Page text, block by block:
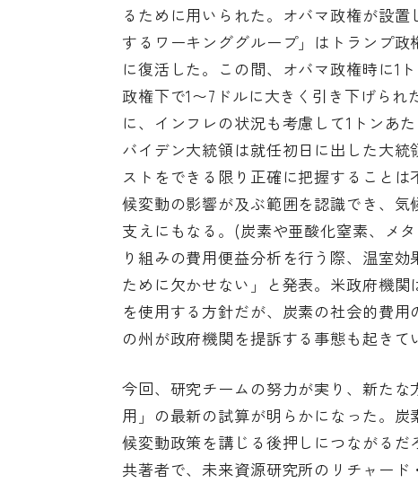
るために用いられた。オバマ政権が設
するワーキンググループ」はトランプ
に復活した。この間、オバマ政権時に1
政権下で1〜7ドルに大きく引き下げら
に、インフレの状況も考慮して1トンあ
バイデン大統領は就任初日に出した大
ストをできる限り正確に把握すること
候変動の影響が及ぶ範囲を認識でき、
支えにもなる。(炭素や亜酸化窒素、メ
り組みの費用便益分析を行う際、温室
ために欠かせない」と発表。米政府機
を使用する方針だが、炭素の社会的費
の州が政府機関を提訴する事態も起きて
今回、研究チームの努力が実り、新た
用」の最新の試算が明らかになった。
候変動政策を講じる後押しにつながるだ
共著者で、未来資源研究所のリチャー